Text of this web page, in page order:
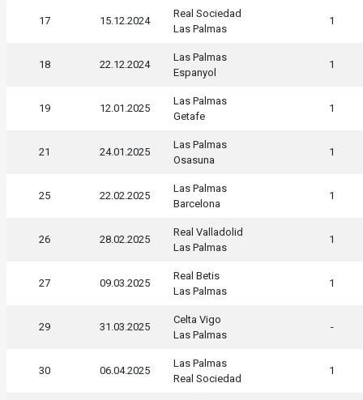
17 15.12.2024
Real Sociedad
Las Palmas
1
18 22.12.2024
Las Palmas
Espanyol
1
19 12.01.2025
Las Palmas
Getafe
1
21 24.01.2025
Las Palmas
Osasuna
1
25 22.02.2025
Las Palmas
Barcelona
1
26 28.02.2025
Real Valladolid
Las Palmas
1
27 09.03.2025
Real Betis
Las Palmas
1
29 31.03.2025
Celta Vigo
Las Palmas
-
30 06.04.2025
Las Palmas
Real Sociedad
1